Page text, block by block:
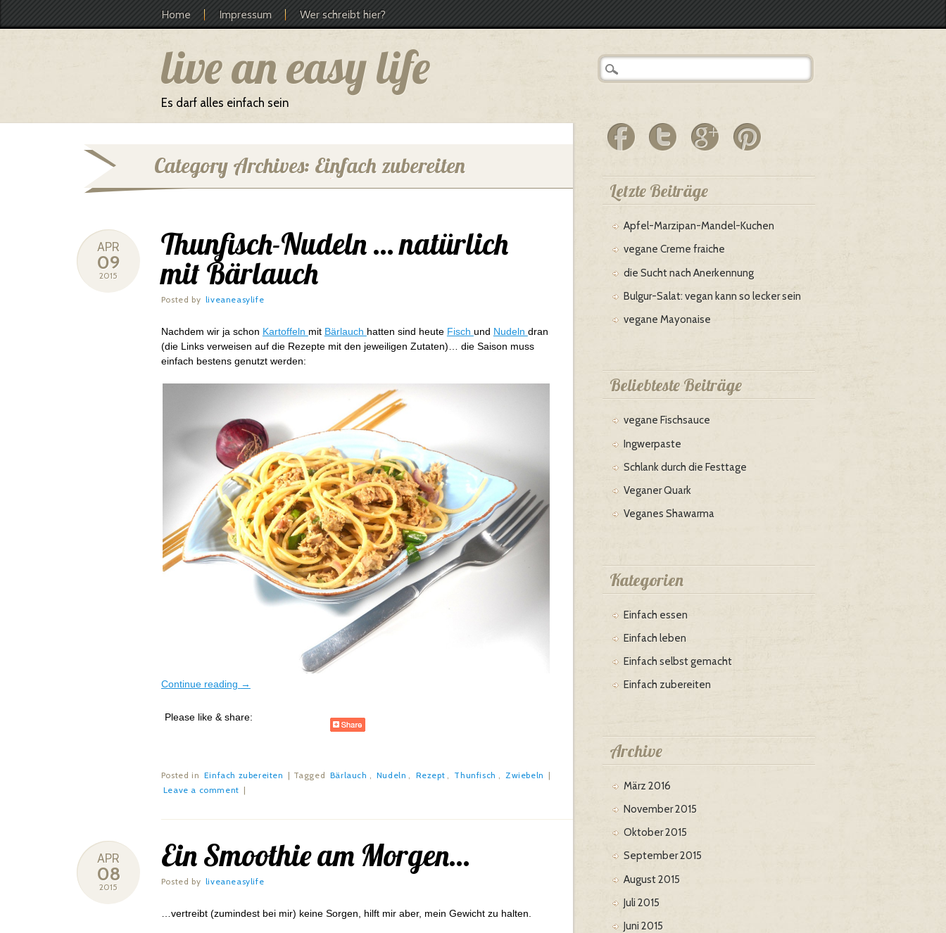
Home Impressum Wer schreibt hier?
live an easy life
Es darf alles einfach sein
Category Archives: Einfach zubereiten
APR
09
2015
Thunfisch-Nudeln … natürlich
mit Bärlauch
Posted by liveaneasylife
Nachdem wir ja schon Kartoffeln mit Bärlauch hatten sind heute Fisch und Nudeln dran
(die Links verweisen auf die Rezepte mit den jeweiligen Zutaten)… die Saison muss
einfach bestens genutzt werden:
Continue reading →
Please like & share:
Posted in Einfach zubereiten | Tagged Bärlauch Nudeln Rezept Thunfisch Zwiebeln |
Leave a comment |
APR
08
2015
Ein Smoothie am Morgen…
Posted by liveaneasylife
…vertreibt (zumindest bei mir) keine Sorgen, hilft mir aber, mein Gewicht zu halten.
Letzte Beiträge
Apfel-Marzipan-Mandel-Kuchen
vegane Creme fraiche
die Sucht nach Anerkennung
Bulgur-Salat: vegan kann so lecker sein
vegane Mayonaise
Beliebteste Beiträge
vegane Fischsauce
Ingwerpaste
Schlank durch die Festtage
Veganer Quark
Veganes Shawarma
Kategorien
Einfach essen
Einfach leben
Einfach selbst gemacht
Einfach zubereiten
Archive
März 2016
November 2015
Oktober 2015
September 2015
August 2015
Juli 2015
Juni 2015